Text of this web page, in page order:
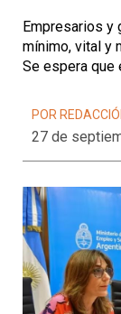
Empresarios y
mínimo, vital y
Se espera que
POR
27 de